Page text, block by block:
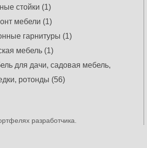
стойки (1)
мебели (1)
гарнитуры (1)
мебель (1)
для дачи, садовая мебель,
ротонды (56)
разработчика.